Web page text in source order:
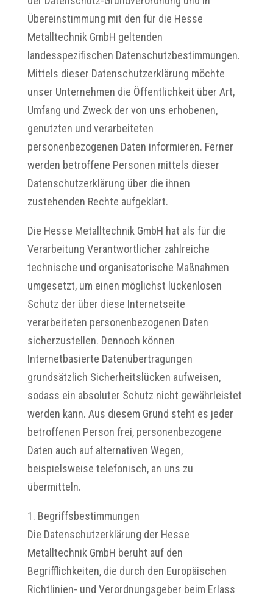
Übereinstimmung mit den für die Hesse
Metalltechnik GmbH geltenden
landesspezifischen Datenschutzbestimmungen.
Mittels dieser Datenschutzerklärung möchte
unser Unternehmen die Öffentlichkeit über Art,
Umfang und Zweck der von uns erhobenen,
genutzten und verarbeiteten
personenbezogenen Daten informieren. Ferner
werden betroffene Personen mittels dieser
Datenschutzerklärung über die ihnen
zustehenden Rechte aufgeklärt.
Die Hesse Metalltechnik GmbH hat als für die
Verarbeitung Verantwortlicher zahlreiche
technische und organisatorische Maßnahmen
umgesetzt, um einen möglichst lückenlosen
Schutz der über diese Internetseite
verarbeiteten personenbezogenen Daten
sicherzustellen. Dennoch können
Internetbasierte Datenübertragungen
grundsätzlich Sicherheitslücken aufweisen,
sodass ein absoluter Schutz nicht gewährleistet
werden kann. Aus diesem Grund steht es jeder
betroffenen Person frei, personenbezogene
Daten auch auf alternativen Wegen,
beispielsweise telefonisch, an uns zu
übermitteln.
1. Begriffsbestimmungen
Die Datenschutzerklärung der Hesse
Metalltechnik GmbH beruht auf den
Begrifflichkeiten, die durch den Europäischen
Richtlinien- und Verordnungsgeber beim Erlass